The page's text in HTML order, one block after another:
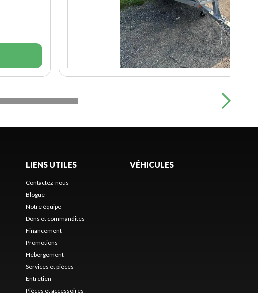
LIENS UTILES
Contactez-nous
Blogue
Notre équipe
Dons et commandites
Financement
Promotions
Hébergement
Services et pièces
Entretien
Pièces et accessoires
VÉHICULES